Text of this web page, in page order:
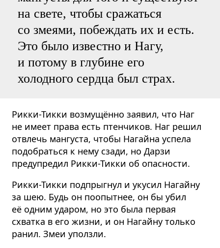
на свете, чтобы сражаться
со змеями, побеждать их и есть.
Это было известно и Нагу,
и потому в глубине его
холодного сердца был страх.
Рикки-Тикки возмущённо заявил, что Наг
не имеет права есть птенчиков. Наг решил
отвлечь мангуста, чтобы Нагайна успела
подобраться к нему сзади, но Дарзи
предупредил Рикки-Тикки об опасности.
Рикки-Тикки подпрыгнул и укусил Нагайну
за шею. Будь он поопытнее, он бы убил
её одним ударом, но это была первая
схватка в его жизни, и он Нагайну только
ранил. Змеи уползли.